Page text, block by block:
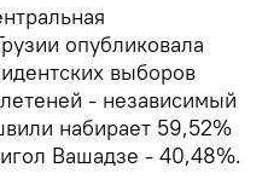
опубликовала
выборов
- независимый
набирает 59,52%
Вашадзе - 40,48%.